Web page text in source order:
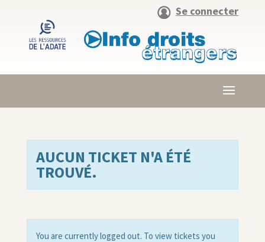
Se connecter
AUCUN TICKET N'A ÉTÉ
TROUVÉ.
You are currently logged out. To view tickets you